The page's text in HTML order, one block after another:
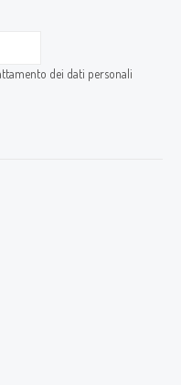
dei dati personali